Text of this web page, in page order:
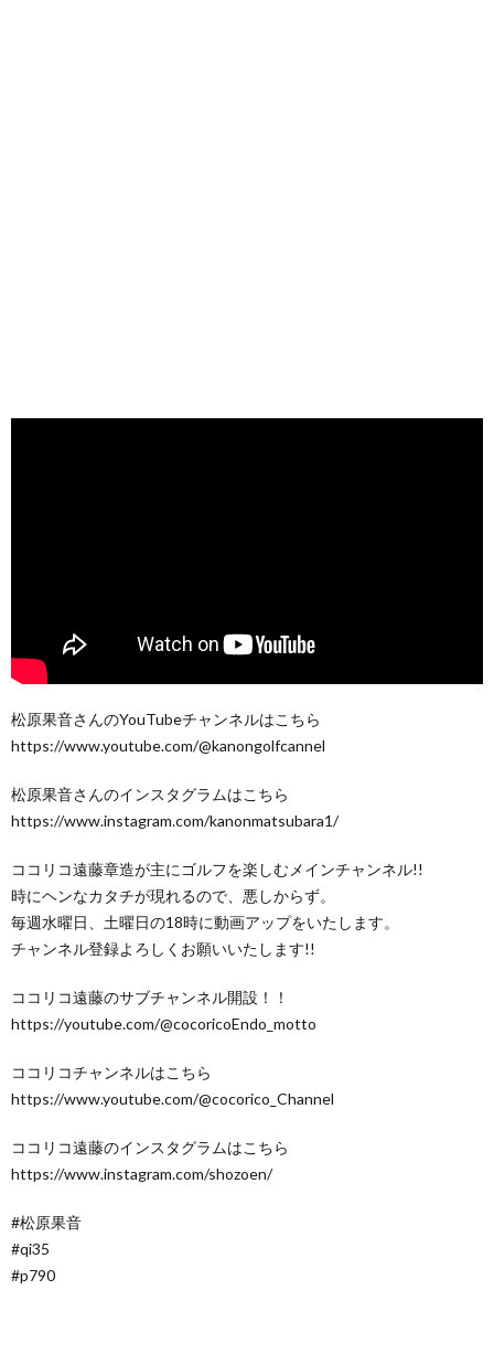
松原果音さんのYouTubeチャンネルはこちら
https://www.youtube.com/@kanongolfcannel
松原果音さんのインスタグラムはこちら
https://www.instagram.com/kanonmatsubara1/
ココリコ遠藤章造が主にゴルフを楽しむメインチャンネル!!
時にヘンなカタチが現れるので、悪しからず。
毎週水曜日、土曜日の18時に動画アップをいたします。
チャンネル登録よろしくお願いいたします!!
ココリコ遠藤のサブチャンネル開設！！
https://youtube.com/@cocoricoEndo_motto
ココリコチャンネルはこちら
https://www.youtube.com/@cocorico_Channel
ココリコ遠藤のインスタグラムはこちら
https://www.instagram.com/shozoen/
#松原果音
#qi35
#p790